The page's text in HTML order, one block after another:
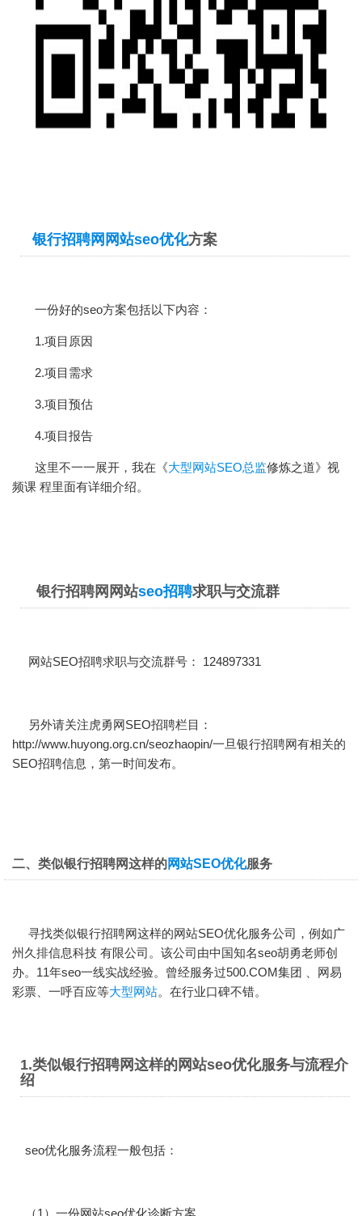
银行招聘网网站seo优化方案
一份好的seo方案包括以下内容：
1.项目原因
2.项目需求
3.项目预估
4.项目报告
这里不一一展开，我在《大型网站SEO总监修炼之道》视
频课 程里面有详细介绍。
银行招聘网网站seo招聘求职与交流群
网站SEO招聘求职与交流群号： 124897331
另外请关注虎勇网SEO招聘栏目：
http://www.huyong.org.cn/seozhaopin/一旦银行招聘网有相关的
SEO招聘信息，第一时间发布。
二、类似银行招聘网这样的网站SEO优化服务
寻找类似银行招聘网这样的网站SEO优化服务公司，例如广
州久排信息科技 有限公司。该公司由中国知名seo胡勇老师创
办。11年seo一线实战经验。曾经服务过500.COM集团 、网易
彩票、一呼百应等大型网站。在行业口碑不错。
1.类似银行招聘网这样的网站seo优化服务与流程介
绍
seo优化服务流程一般包括：
（1）一份网站seo优化诊断方案。